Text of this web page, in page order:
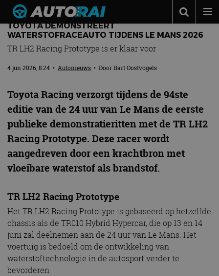
Autonieuws
Podcast
Autotests
Automerken
Adverteren
Contact
MotorRAI.nl
TOYOTA DEMONSTREERT
WATERSTOFRACEAUTO TIJDENS LE MANS 2026
TR LH2 Racing Prototype is er klaar voor
4 jun 2026, 8:24 • Autonieuws • DoorBart Oostvogels
Toyota Racing verzorgt tijdens de 94ste
editie van de 24 uur van Le Mans de eerste
publieke demonstratieritten met de TR LH2
Racing Prototype. Deze racer wordt
aangedreven door een krachtbron met
vloeibare waterstof als brandstof.
TR LH2 Racing Prototype
Het TR LH2 Racing Prototype is gebaseerd op hetzelfde
chassis als de TR010 Hybrid Hypercar, die op 13 en 14
juni zal deelnemen aan de 24 uur van Le Mans. Het
voertuig is bedoeld om de ontwikkeling van
waterstoftechnologie in de autosport verder te
bevorderen.